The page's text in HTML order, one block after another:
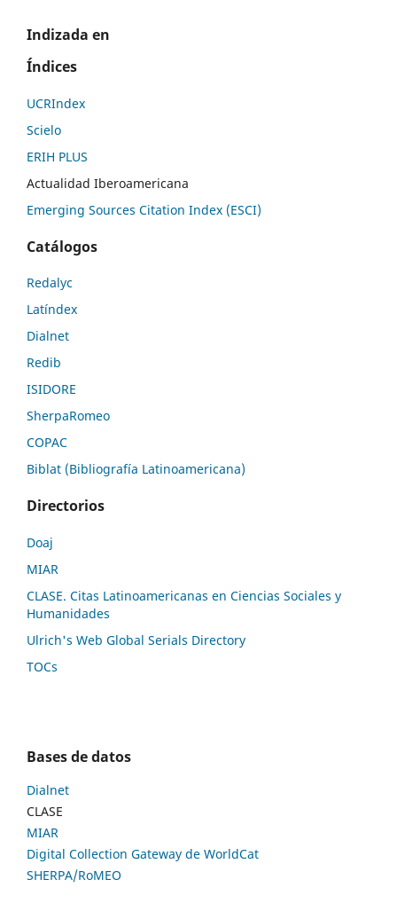
Indizada en
Índices
UCRIndex
Scielo
ERIH PLUS
Actualidad Iberoamericana
Emerging Sources Citation Index (ESCI)
Catálogos
Redalyc
Latíndex
Dialnet
Redib
ISIDORE
SherpaRomeo
COPAC
Biblat (Bibliografía Latinoamericana)
Directorios
Doaj
MIAR
CLASE. Citas Latinoamericanas en Ciencias Sociales y
Humanidades
Ulrich's Web Global Serials Directory
TOCs
Bases de datos
Dialnet
CLASE
MIAR
Digital Collection Gateway de WorldCat
SHERPA/RoMEO